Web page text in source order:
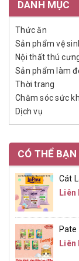
DANH MỤC
Thức ăn
Sản phẩm vệ
Nội thất thú
Sản phẩm làm
Thời trang
Chăm sóc sức
Dịch vụ
CÓ THỂ
Cát
Liên
Pate
Liên